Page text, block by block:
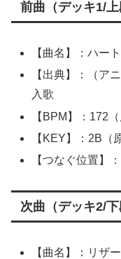
前曲（デッキ1/上
【曲名】：ハー
【出典】：（ア
入歌
【BPM】：172
【KEY】：2B（
【つなぐ位置】
次曲（デッキ2/下
【曲名】：リザ